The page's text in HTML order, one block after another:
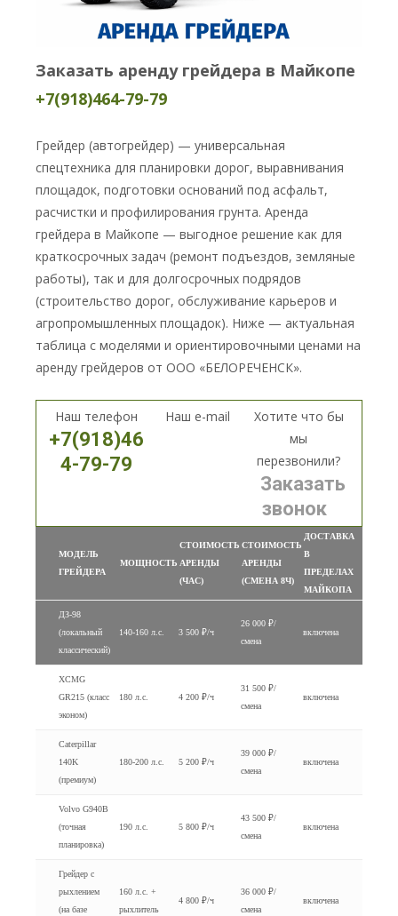
Заказать аренду грейдера в Майкопе
+7(918)464-79-79
Грейдер (автогрейдер) — универсальная
спецтехника для планировки дорог, выравнивания
площадок, подготовки оснований под асфальт,
расчистки и профилирования грунта. Аренда
грейдера в Майкопе — выгодное решение как для
краткосрочных задач (ремонт подъездов, земляные
работы), так и для долгосрочных подрядов
(строительство дорог, обслуживание карьеров и
агропромышленных площадок). Ниже — актуальная
таблица с моделями и ориентировочными ценами на
аренду грейдеров от ООО «БЕЛОРЕЧЕНСК».
Наш телефон
+7(918)46
4-79-79
Наш e-mail
Хотите что бы
мы
перезвонили?
Заказать
звонок
МОДЕЛЬ
ГРЕЙДЕРА
МОЩНОСТЬ
СТОИМОСТЬ
АРЕНДЫ
(ЧАС)
СТОИМОСТЬ
АРЕНДЫ
(СМЕНА 8Ч)
ДОСТАВКА
В
ПРЕДЕЛАХ
МАЙКОПА
ДЗ-98
(локальный
классический)
140-160 л.с. 3 500 ₽/ч
26 000 ₽/
смена
включена
XCMG
GR215 (класс
эконом)
180 л.с. 4 200 ₽/ч
31 500 ₽/
смена
включена
Caterpillar
140K
(премиум)
180-200 л.с. 5 200 ₽/ч
39 000 ₽/
смена
включена
Volvo G940B
(точная
планировка)
190 л.с. 5 800 ₽/ч
43 500 ₽/
смена
включена
Грейдер с
рыхлением
(на базе
160 л.с. +
рыхлитель
4 800 ₽/ч
36 000 ₽/
смена
включена